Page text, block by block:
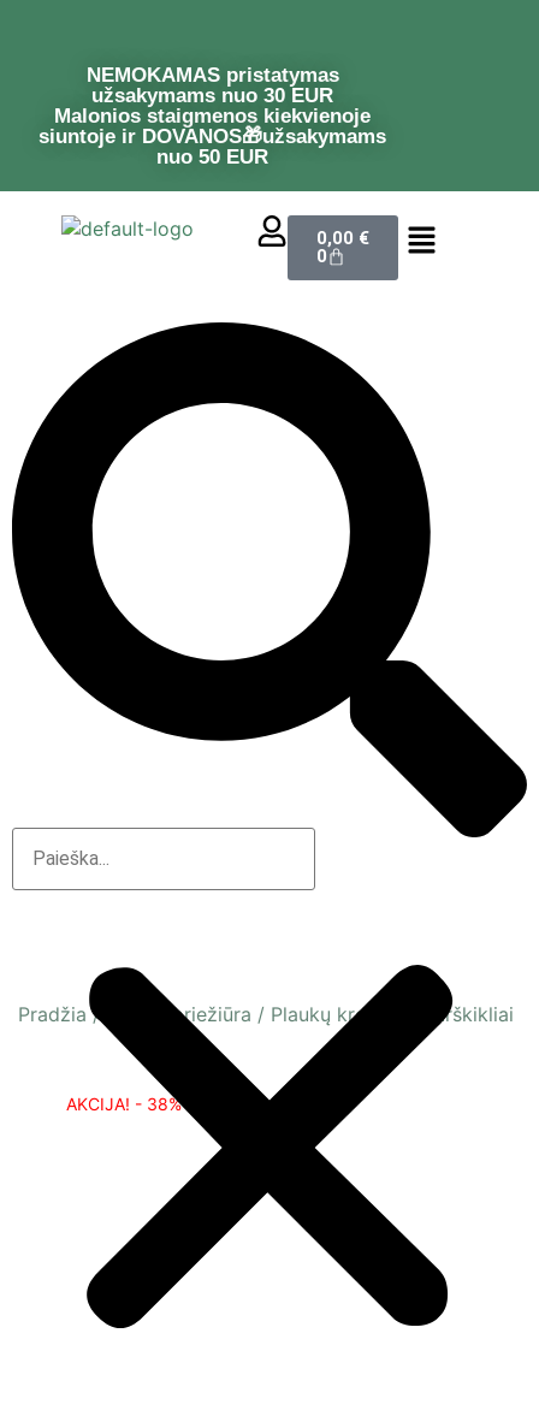
NEMOKAMAS pristatymas
užsakymams nuo 30 EUR
Malonios staigmenos kiekvienoje
siuntoje ir DOVANOS🎁užsakymams
nuo 50 EUR
0,00 €
0
Pradžia/ Plaukų priežiūra / Plaukų kremai ir purškikliai
AKCIJA! - 38%